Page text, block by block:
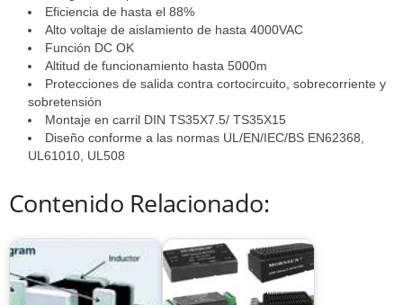
Eficiencia de hasta el 88%
Alto voltaje de aislamiento de hasta 4000VAC
Función DC OK
Altitud de funcionamiento hasta 5000m
Protecciones de salida contra cortocircuito, sobrecorriente y
sobretensión
Montaje en carril DIN TS35X7.5/ TS35X15
Diseño conforme a las normas UL/EN/IEC/BS EN62368,
UL61010, UL508
Contenido Relacionado: